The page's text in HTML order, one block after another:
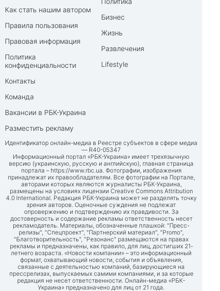
Как стать нашим автором
Правила пользования
Правовая информация
Политика
конфиденциальности
Контакты
Команда
Вакансии в РБК-Украина
Разместить рекламу
Бизнес
Жизнь
Развлечения
Lifestyle
Идентификатор онлайн-медиа в Реестре субъектов в сфере медиа
— R40-05347
Информационный портал «РБК-Украина» имеет трехязычную
версию (украинскую, русскую и английскую), главная страница
портала – https://www.rbc.ua. Фотографии, изображения
принадлежат их правообладателям. Все фотографии на Портале,
авторами которых являются журналисты РБК-Украина,
размещены на условиях лицензии Creative Commons Attribution
4.0 International. Редакция РБК-Украина может не разделять точку
зрения авторов. Оценочные суждения не подлежат
опровержению и подтверждению их правдивости. За
достоверность и содержание рекламы ответственность несет
рекламодатель. Материалы, обозначенные плашкой: "Пресс-
релизы", "Спецпроект", "Партнерский материал", "Promo",
"Благотворительность", "Резонанс" размещаются на правах
рекламы и предназначены, как правило, для лиц, достигших 21-
летнего возраста. «Новости компании» – это информационный
формат, охватывающий новости, события и объявления,
связанные с деятельностью компаний, базирующиеся на
прессрелизах, выпускаемых самими компаниями, и за которые
редакция не несет ответственности. Онлайн-медиа «РБК-
Украина» предназначено для лиц от 21 года.